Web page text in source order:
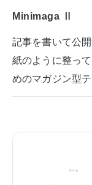
Minimaga Ⅱ
記事を書いて公
紙のように整っ
めのマガジン型